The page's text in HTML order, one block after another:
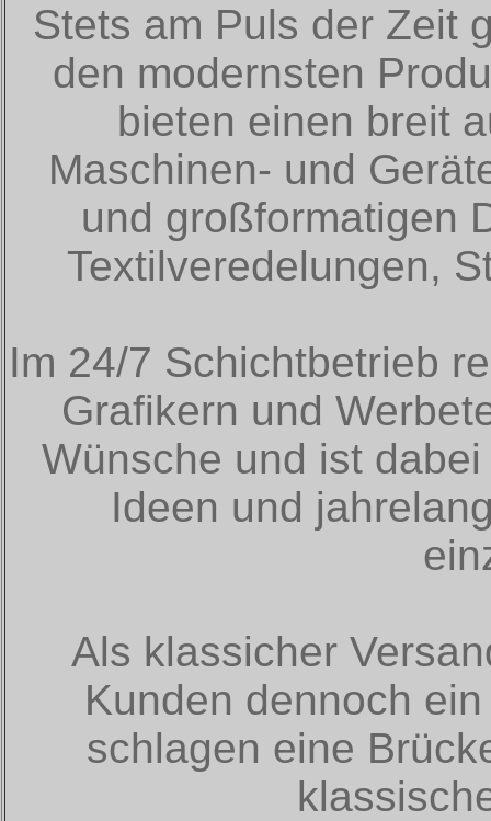
Stets am Puls der Zeit
den modernsten
bieten einen breit
Maschinen- und
und großformatigen
Textilveredelungen,
Im 24/7 Schichtbetrieb
Grafikern und
Wünsche und ist
Ideen und
Als klassicher
Kunden dennoch
schlagen eine